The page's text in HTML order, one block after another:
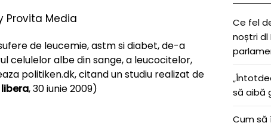
Provita Media
de leucemie, astm si diabet, de-a
celulelor albe din sange, a leucocitelor,
politiken.dk, citand un studiu realizat de
, 30 iunie 2009)
Ce fel
noștri dl
să aibă
Cum să